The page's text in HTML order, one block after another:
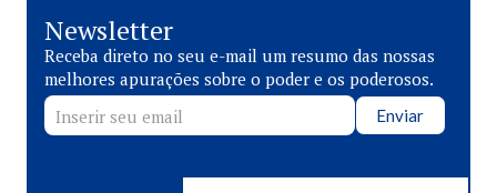
Newsletter
Receba direto no seu e-mail um resumo das nossas
melhores apurações sobre o poder e os poderosos.
Enviar